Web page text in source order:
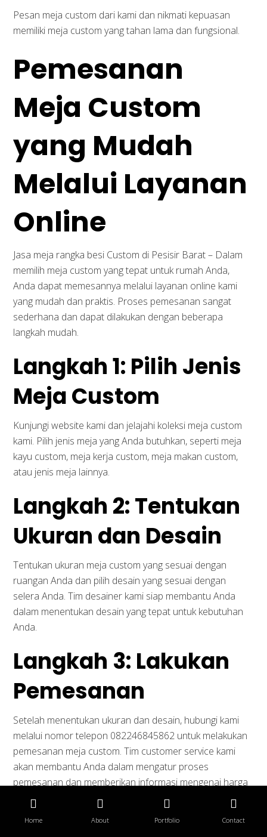
Pesan meja custom dari kami dan nikmati kepuasan
memiliki meja custom yang tahan lama dan fungsional.
Pemesanan
Meja Custom
yang Mudah
Melalui Layanan
Online
Jasa meja rangka besi Custom di Pesisir Barat – Dalam
memilih meja custom yang tepat untuk rumah Anda,
Anda dapat memesannya melalui layanan online kami
yang mudah dan praktis. Proses pemesanan sangat
sederhana dan dapat dilakukan dengan beberapa
langkah mudah.
Langkah 1: Pilih Jenis
Meja Custom
Kunjungi website kami dan jelajahi koleksi meja custom
kami. Pilih jenis meja yang Anda butuhkan, seperti meja
kayu custom, meja kerja custom, meja makan custom,
atau jenis meja lainnya.
Langkah 2: Tentukan
Ukuran dan Desain
Tentukan ukuran meja custom yang sesuai dengan
ruangan Anda dan pilih desain yang sesuai dengan
selera Anda. Tim desainer kami siap membantu Anda
dalam menentukan desain yang tepat untuk kebutuhan
Anda.
Langkah 3: Lakukan
Pemesanan
Setelah menentukan ukuran dan desain, hubungi kami
melalui nomor telepon 082246845862 untuk melakukan
pemesanan meja custom. Tim customer service kami
akan membantu Anda dalam mengatur proses
pemesanan dan memberikan informasi mengenai harga
dan waktu pembuatan.
Home About Portfolio Contact